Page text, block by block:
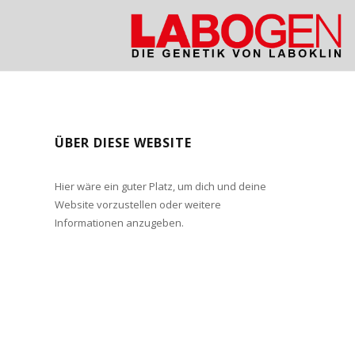
ÜBER DIESE WEBSITE
Hier wäre ein guter Platz, um dich und deine
Website vorzustellen oder weitere
Informationen anzugeben.